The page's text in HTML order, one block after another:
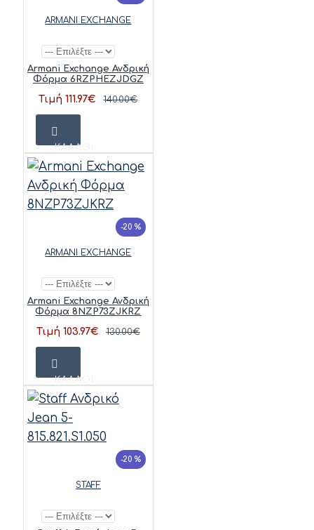
ARMANI EXCHANGE
Armani Exchange Ανδρική
Φόρμα 6RZPHEZJDGZ
Τιμή 111.97€ 140.00€
ΚΑΛΆΘΙ
-20 %
ARMANI EXCHANGE
Armani Exchange Ανδρική
Φόρμα 8NZP73ZJKRZ
Τιμή 103.97€ 130.00€
ΚΑΛΆΘΙ
-20 %
STAFF